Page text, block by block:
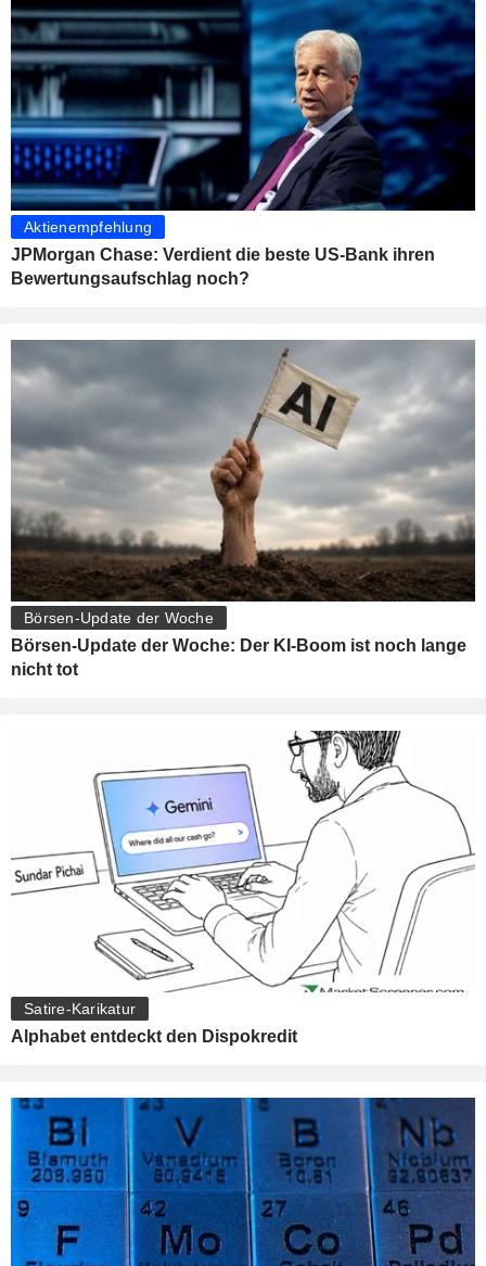
Aktienempfehlung
JPMorgan Chase: Verdient die beste US-Bank ihren
Bewertungsaufschlag noch?
Börsen-Update der Woche
Börsen-Update der Woche: Der KI-Boom ist noch lange
nicht tot
Satire-Karikatur
Alphabet entdeckt den Dispokredit